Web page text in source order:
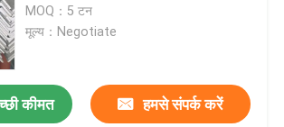
MOQ：5 टन
मूल्य：Negotiate
कीमत हमसे संपर्क करें